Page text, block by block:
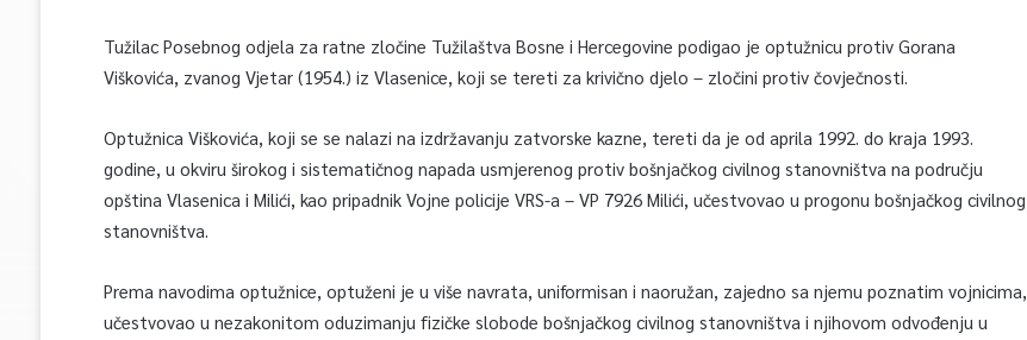
Tužilac Posebnog odjela za ratne zločine Tužilaštva Bosne i Hercegovine podigao je optužnicu protiv Gorana
Viškovića, zvanog Vjetar (1954.) iz Vlasenice, koji se tereti za krivično djelo – zločini protiv čovječnosti.
Optužnica Viškovića, koji se se nalazi na izdržavanju zatvorske kazne, tereti da je od aprila 1992. do kraja 1993.
godine, u okviru širokog i sistematičnog napada usmjerenog protiv bošnjačkog civilnog stanovništva na području
opština Vlasenica i Milići, kao pripadnik Vojne policije VRS-a – VP 7926 Milići, učestvovao u progonu bošnjačkog civilnog
stanovništva.
Prema navodima optužnice, optuženi je u više navrata, uniformisan i naoružan, zajedno sa njemu poznatim vojnicima,
učestvovao u nezakonitom oduzimanju fizičke slobode bošnjačkog civilnog stanovništva i njihovom odvođenju u